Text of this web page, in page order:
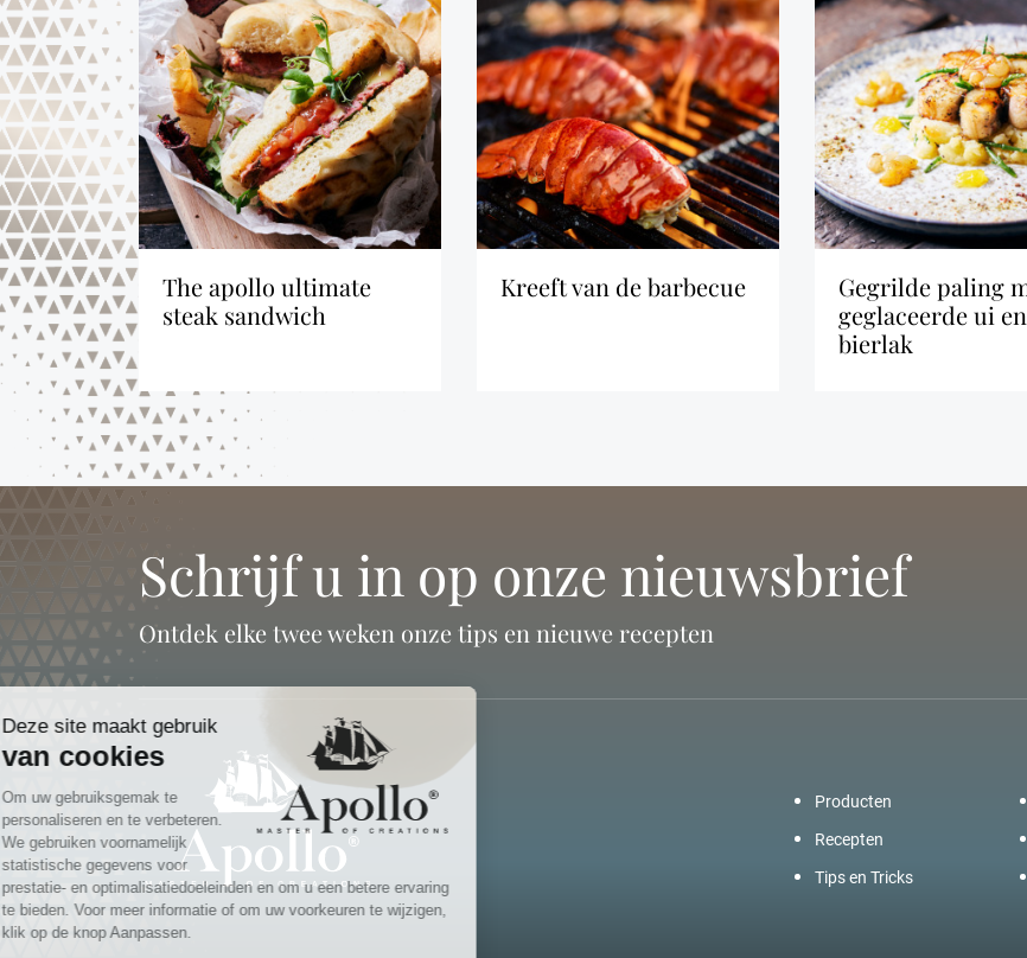
en
the apollo ultimate
steak sandwich
kreeft van de barbecue
gegrilde paling met
geglaceerde ui en
bierlak
Schrijf u in op onze nieuwsbrief
Ontdek elke twee weken onze tips en nieuwe recepten
Producten
Recepten
Tips en Tricks